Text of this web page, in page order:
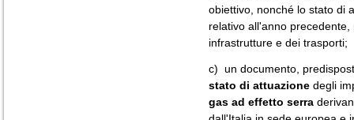
obiettivo, nonché lo stato di
relativo all'anno
infrastrutture e dei trasporti;
c) un documento,
stato di attuazione degli
gas ad effetto serra